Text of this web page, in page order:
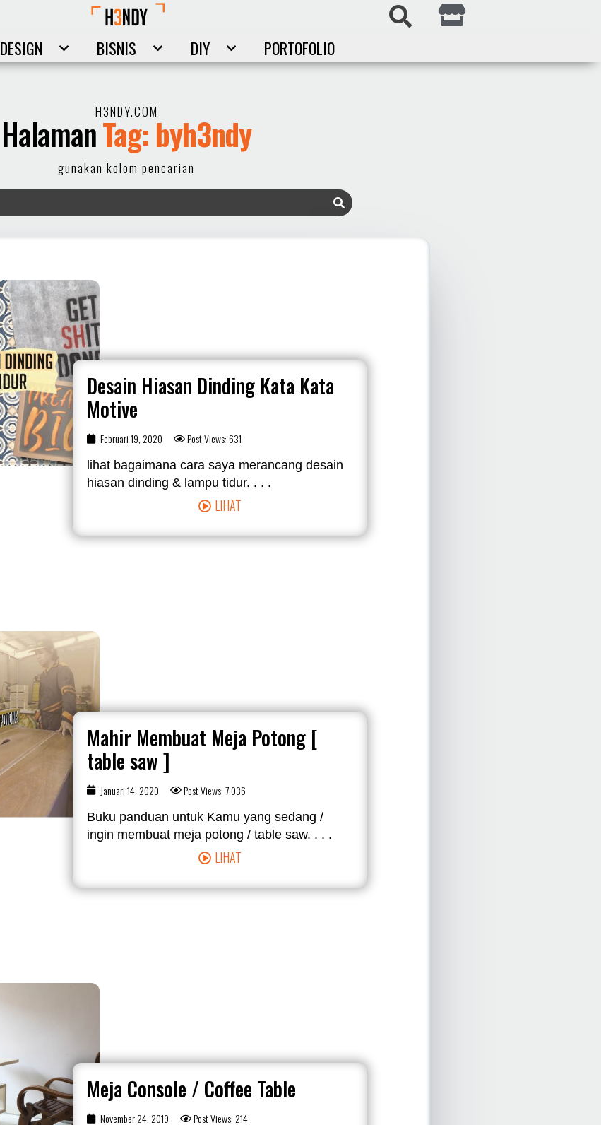
DESIGN BISNIS DIY PORTOFOLIO
H3NDY.COM
HalamanTag: byh3ndy
gunakan kolom pencarian
Desain Hiasan Dinding Kata Kata
Motive
Februari 19, 2020 Post Views: 631
lihat bagaimana cara saya merancang desain
hiasan dinding & lampu tidur. . . .
LIHAT
Mahir Membuat Meja Potong [
table saw ]
Januari 14, 2020 Post Views: 7.036
Buku panduan untuk Kamu yang sedang /
ingin membuat meja potong / table saw. . . .
LIHAT
Meja Console / Coffee Table
November 24, 2019 Post Views: 214